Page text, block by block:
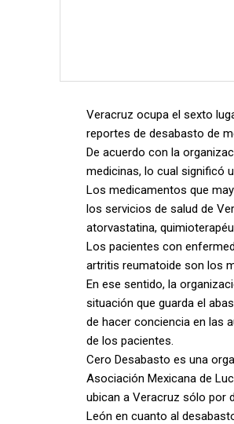
Veracruz ocupa el sexto
reportes de desabasto de
De acuerdo con la
medicinas, lo cual significó
Los medicamentos que
los servicios de salud de
atorvastatina,
Los pacientes con
artritis reumatoide son los
En ese sentido, la
situación que guarda el
de hacer conciencia en las
de los pacientes.
Cero Desabasto es una
Asociación Mexicana de
ubican a Veracruz sólo por
León en cuanto al